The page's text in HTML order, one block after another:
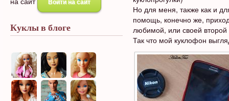
Куклы в блоге
Но для меня, также как и
помощь, конечно же,
любимой, или своей второй
Так что мой куклофон